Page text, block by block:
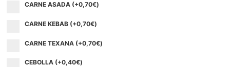
CARNE ASADA (+0,70€)
CARNE KEBAB (+0,70€)
CARNE TEXANA (+0,70€)
CEBOLLA (+0,40€)